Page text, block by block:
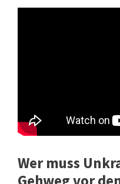
Wer muss
Gehweg vor